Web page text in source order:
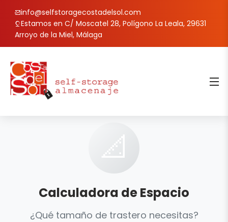
info@selfstoragecostadelsol.com
Estamos en C/ Moscatel 28, Polígono La Leala, 29631
Arroyo de la Miel, Málaga
📐
Calculadora de Espacio
¿Qué tamaño de trastero necesitas?